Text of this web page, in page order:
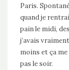
Paris.
quand je
pain le midi,
j’avais
moins et ça
pas le soir.